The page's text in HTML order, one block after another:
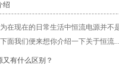
绍
在现在的日常生活中恒流电源并
面我们便来想你介绍一下关于恒流...
有什么区别？